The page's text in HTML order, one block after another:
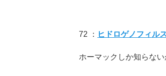
72 ： ヒドロゲノフィル
ホーマックしか知らな